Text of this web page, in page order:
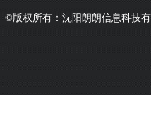
©版权所有：沈阳朗朗信息科技